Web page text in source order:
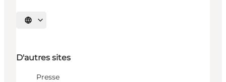
Choisissez la langue
D'autres sites
Presse